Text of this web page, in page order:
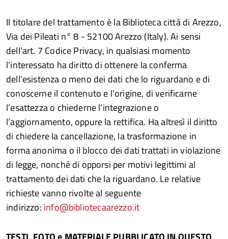
Il titolare del trattamento è la Biblioteca città di Arezzo,
Via dei Pileati n° 8 - 52100 Arezzo (Italy). Ai sensi
dell’art. 7 Codice Privacy, in qualsiasi momento
l’interessato ha diritto di ottenere la conferma
dell’esistenza o meno dei dati che lo riguardano e di
conoscerne il contenuto e l’origine, di verificarne
l’esattezza o chiederne l’integrazione o
l’aggiornamento, oppure la rettifica. Ha altresì il diritto
di chiedere la cancellazione, la trasformazione in
forma anonima o il blocco dei dati trattati in violazione
di legge, nonché di opporsi per motivi legittimi al
trattamento dei dati che la riguardano. Le relative
richieste vanno rivolte al seguente
indirizzo: info@bibliotecaarezzo.it